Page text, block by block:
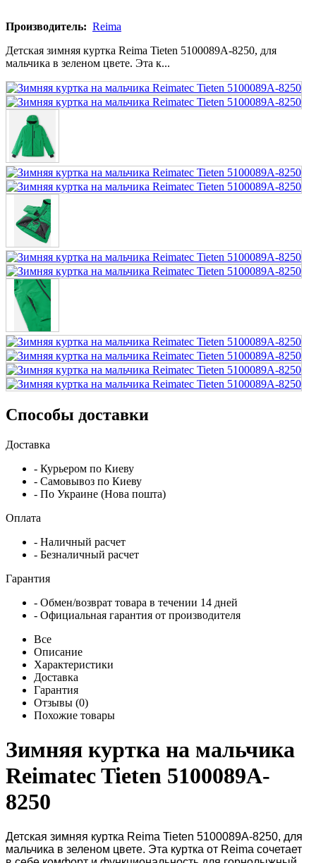
Производитель: Reima
Детская зимняя куртка Reima Tieten 5100089A-8250, для
мальчика в зеленом цвете. Эта к...
Способы доставки
Доставка
- Курьером по Киеву
- Самовывоз по Киеву
- По Украине (Нова пошта)
Оплата
- Наличный расчет
- Безналичный расчет
Гарантия
- Обмен/возврат товара в течении 14 дней
- Официальная гарантия от производителя
Все
Описание
Характеристики
Доставка
Гарантия
Отзывы (0)
Похожие товары
Зимняя куртка на мальчика
Reimatec Tieten 5100089A-
8250
Детская зимняя куртка Reima Tieten 5100089A-8250, для
мальчика в зеленом цвете. Эта куртка от Reima сочетает